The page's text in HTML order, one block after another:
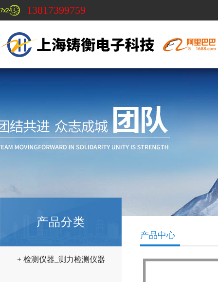
13817399759
产品分类
+ 检测仪器_测力检测仪器
产品中心